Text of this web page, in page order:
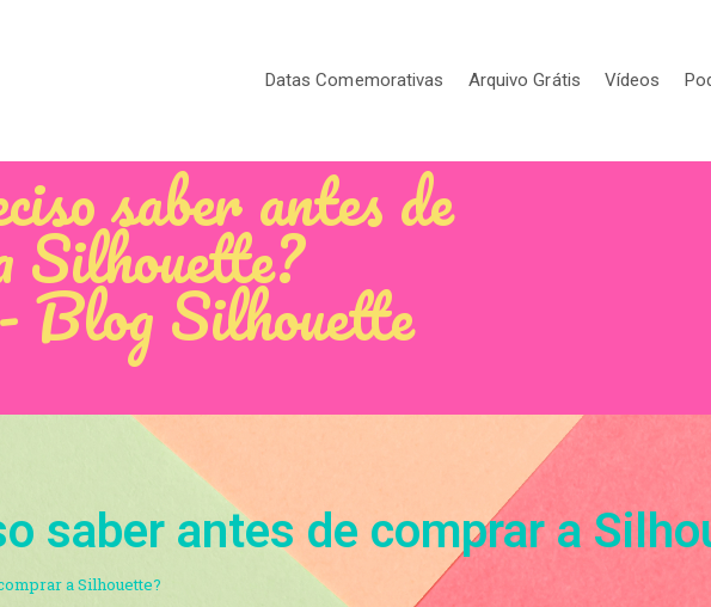
Datas Comemorativas Arquivo Grátis Vídeos
saber antes de
Silhouette?
Blog Silhouette
saber antes de comprar a
a Silhouette?